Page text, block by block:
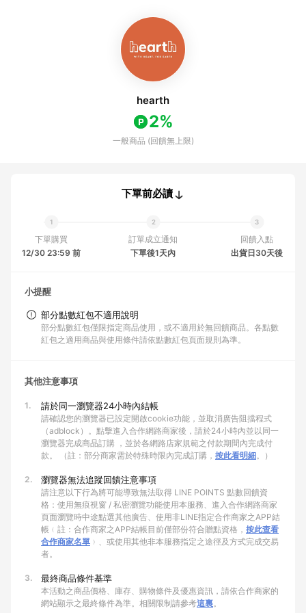
hearth
2%
一般商品 (回饋無上限)
下單前必讀
下單購買
12/30 23:59 前
訂單成立通知
下單後1天內
回饋入點
出貨日30天後
小提醒
部分點數紅包不適用說明
部分點數紅包僅限指定商品使用，或不適用於無回饋商品。各點數
紅包之適用商品與使用條件請依點數紅包頁面規則為準。
其他注意事項
1. 請於同一瀏覽器24小時內結帳
請確認您的瀏覽器已設定開啟cookie功能，並取消廣告阻擋程式
（adblock）。點擊進入合作網路商家後，請於24小時內並以同一
瀏覽器完成商品訂購 ，並於各網路店家規範之付款期間內完成付
款。 （註：部分商家需於特殊時限內完成訂購， 按此看明細。）
2. 瀏覽器無法追蹤回饋注意事項
請注意以下行為將可能導致無法取得 LINE POINTS 點數回饋資
格：使用無痕視窗 / 私密瀏覽功能使用本服務、進入合作網路商家
頁面瀏覽時中途點選其他廣告、使用非LINE指定合作商家之APP結
帳﹙註：合作商家之APP結帳目前僅部份符合贈點資格， 按此查看
合作商家名單 ﹚、或使用其他非本服務指定之途徑及方式完成交易
者。
3. 最終商品條件基準
本活動之商品價格、庫存、購物條件及優惠資訊，請依合作商家的
網站顯示之最終條件為準。相關限制請參考這裏。